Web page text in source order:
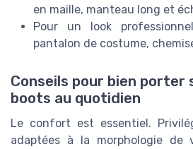
en maille, manteau long et
Pour un look
pantalon de costume,
Conseils pour bien porter
boots au quotidien
Le confort est essentiel.
adaptées à la morphologie de